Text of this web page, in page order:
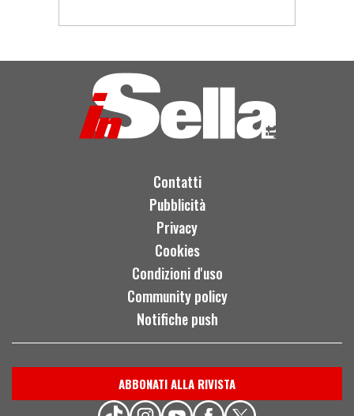
Contatti
Pubblicità
Privacy
Cookies
Condizioni d'uso
Community policy
Notifiche push
ABBONATI ALLA RIVISTA